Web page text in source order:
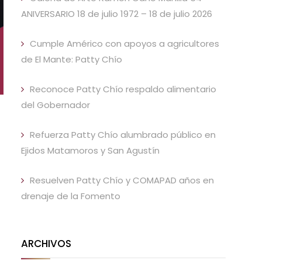
ANIVERSARIO 18 de julio 1972 – 18 de julio 2026
Cumple Américo con apoyos a agricultores
de El Mante: Patty Chío
Reconoce Patty Chío respaldo alimentario
del Gobernador
Refuerza Patty Chío alumbrado público en
Ejidos Matamoros y San Agustín
Resuelven Patty Chío y COMAPAD años en
drenaje de la Fomento
ARCHIVOS